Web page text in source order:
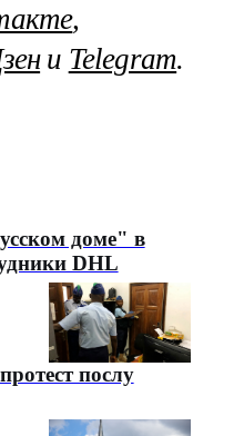
,
и Telegram.
доме" в
DHL
послу